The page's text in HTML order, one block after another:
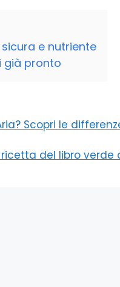
e nutriente
già pronto
Scopri le
del libro verde